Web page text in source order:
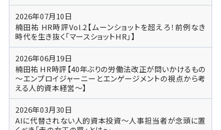
2026年07月10日
楠田祐 HR時評Vol.2【ムーンショットを超えろ！前例なき
時代を生き抜く「マースショットHR」】
2026年06月19日
楠田祐 HR時評【40年ぶりの労働法改正が問いかけるもの
～エンプロイジャーニーとエンゲージメントの視点から考
える人的資本経営～】
2026年03月30日
AIに代替されない人的資本投資～人事担当者が念頭に置